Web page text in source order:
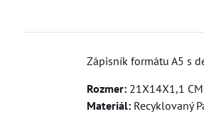
Zápisník formátu A5 s
Rozmer:21X14X1,1 CM
Materiál:Recyklovaný